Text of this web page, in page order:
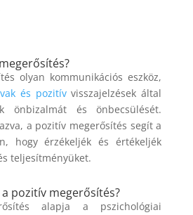
olyan kommunikációs eszköz,
és pozitívvisszajelzések által
önbizalmát és önbecsülését.
a pozitív megerősítés segít a
hogy érzékeljék és értékeljék
teljesítményüket.
pozitív megerősítés?
alapja a pszichológiai